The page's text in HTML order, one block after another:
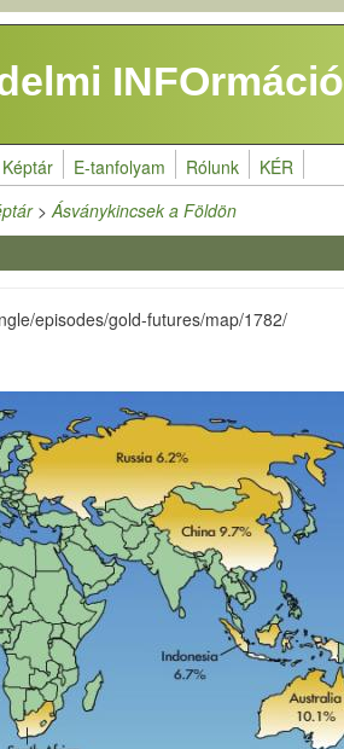
INFOrmáció
Képtár E-tanfolyam Rólunk KÉR
>Ásványkincsek a Földön
episodes/gold-futures/map/1782/